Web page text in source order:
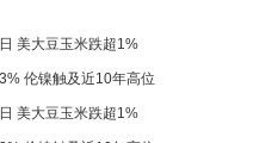
美大豆玉米跌超1%
伦镍触及近10年高位
美大豆玉米跌超1%